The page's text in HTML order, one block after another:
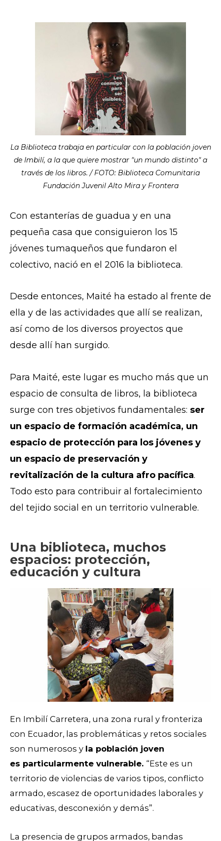
La Biblioteca trabaja en particular con la población joven
de Imbilí, a la que quiere mostrar "un mundo distinto" a
través de los libros. / FOTO: Biblioteca Comunitaria
Fundación Juvenil Alto Mira y Frontera
Con estanterías de guadua y en una
pequeña casa que consiguieron los 15
jóvenes tumaqueños que fundaron el
colectivo, nació en el 2016 la biblioteca.
Desde entonces, Maité ha estado al frente de
ella y de las actividades que allí se realizan,
así como de los diversos proyectos que
desde allí han surgido.
Para Maité, este lugar es mucho más que un
espacio de consulta de libros, la biblioteca
surge con tres objetivos fundamentales: ser
un espacio de formación académica, un
espacio de protección para los jóvenes y
un espacio de preservación y
revitalización de la cultura afro pacífica.
Todo esto para contribuir al fortalecimiento
del tejido social en un territorio vulnerable.
Una biblioteca, muchos
espacios: protección,
educación y cultura
En Imbilí Carretera, una zona rural y fronteriza
con Ecuador, las problemáticas y retos sociales
son numerosos y la población joven
es particularmente vulnerable. “Este es un
territorio de violencias de varios tipos, conflicto
armado, escasez de oportunidades laborales y
educativas, desconexión y demás”.
La presencia de grupos armados, bandas